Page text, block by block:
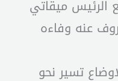
الرئيس ميقاتي
عنه وفاءه
تسير نحو